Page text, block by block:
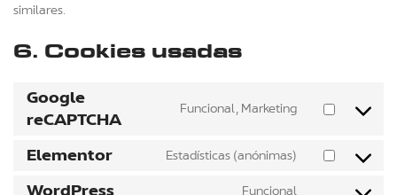
similares.
6. Cookies usadas
Google
reCAPTCHA
Funcional, Marketing
Elementor Estadísticas (anónimas)
WordPress Funcional